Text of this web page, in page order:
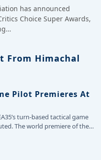
has announced
Choice Super Awards,
From Himachal
Pilot Premieres At
turn-based tactical game
The world premiere of the…